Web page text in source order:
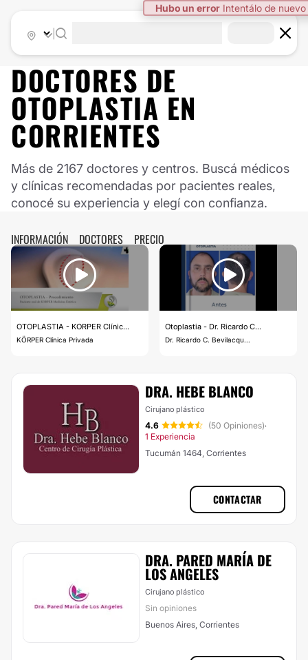
Hubo un error Intentálo de nuevo
DOCTORES DE
OTOPLASTIA EN
CORRIENTES
Más de 2167 doctores y centros. Buscá médicos
y clínicas recomendadas por pacientes reales,
conocé su experiencia y elegí con confianza.
INFORMACIÓN DOCTORES PRECIO
OTOPLASTIA - KORPER Clínic...
KÖRPER Clínica Privada
Otoplastia - Dr. Ricardo C...
Dr. Ricardo C. Bevilacqu...
DRA. HEBE BLANCO
Cirujano plástico
4.6 (50 Opiniones)·
1 Experiencia
Tucumán 1464, Corrientes
CONTACTAR
DRA. PARED MARÍA DE
LOS ANGELES
Cirujano plástico
Sin opiniones
Buenos Aires, Corrientes